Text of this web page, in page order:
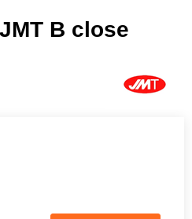
B close